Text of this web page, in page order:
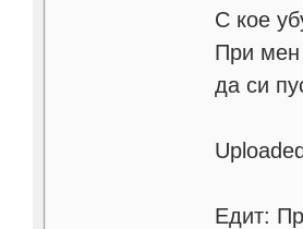
С кое
При мен
да си
Едит: